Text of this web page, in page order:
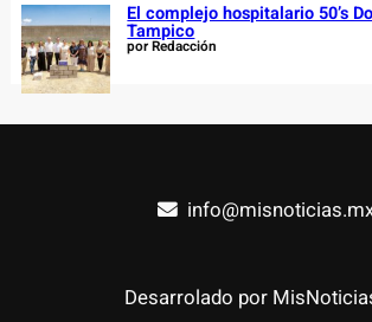
El complejo hospitalario 50’s
Tampico
por Redacción
Desarrolado por